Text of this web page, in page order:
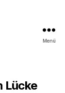
Menü
Lücke